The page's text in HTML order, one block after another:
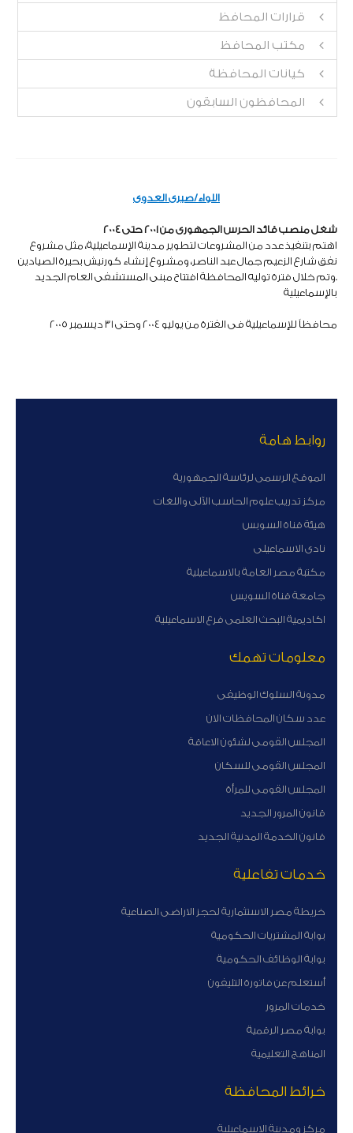
قرارات المحافظ
مكتب المحافظ
كيانات المحافظة
المحافظون السابقون
اللواء/صبرى العدوى
شغل منصب قائد الحرس الجمهورىمن 2001 حتى 2004
اهتم بتنفيذ عدد من المشروعات لتطوير مدينة الإسماعيلية، مثل مشروع
نفق شارع الزعيم جمال عبد الناصر، ومشروع إنشاء كورنيش بحيرة الصيادين
.وتم خلال فترة توليه المحافظة افتتاح مبنى المستشفى العام الجديد
بالإسماعيلية
محافظاً للإسماعيلية فى الفترة من يوليو 2004 وحتى 31 ديسمبر 2005
روابط هامة
الموقع الرسمى لرئاسة الجمهورية
مركز تدريب علوم الحاسب الآلى واللغات
هيئة قناة السوبس
نادى الاسماعيلى
مكتبة مصر العامة بالاسماعيلية
جامعة قناة السويس
اكاديمية البحث العلمى فرع الاسماعيلية
معلومات تهمك
مدونة السلوك الوظيفى
عدد سكان المحافظات الان
المجلس القومى لشئون الاعاقة
المجلس القومى للسكان
المجلس القومى للمرأة
قانون المرور الجديد
قانون الخدمة المدنية الجديد
خدمات تفاعلية
خريطة مصر الاستثمارية لحجز الاراضى الصناعية
بوابة المشتريات الحكومية
بوابة الوظائف الحكومية
أستعلم عن فاتورة التليفون
خدمات المرور
بوابة مصر الرقمية
المناهج التعليمية
خرائط المحافظة
مركز ومدينة الاسماعيلية